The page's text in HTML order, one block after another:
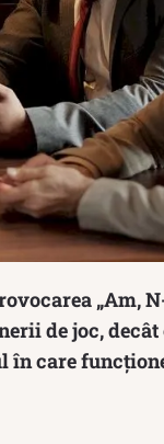
„Am,
de joc,
în care